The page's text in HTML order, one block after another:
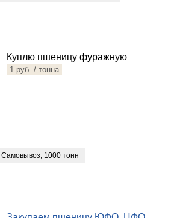
Куплю пшеницу фуражную
1 руб. / тонна
Самовывоз; 1000 тонн